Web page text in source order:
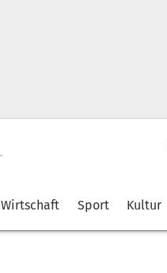
Wirtschaft Sport Kultur